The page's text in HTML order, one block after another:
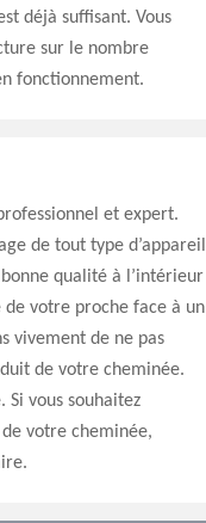
déjà suffisant. Vous
sur le nombre
fonctionnement.
et expert.
de tout type d’appareil
qualité à l’intérieur
de votre proche face à un
vivement de ne pas
de votre cheminée.
vous souhaitez
votre cheminée,